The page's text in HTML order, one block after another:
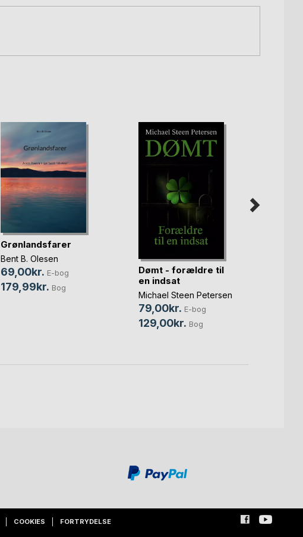
Grønlandsfarer
Bent B. Olesen
69,00kr. E-bog
179,99kr. Bog
Dømt - forældre til
en indsat
Michael Steen Petersen
79,00kr. E-bog
129,00kr. Bog
COOKIES FORTRYDELSE